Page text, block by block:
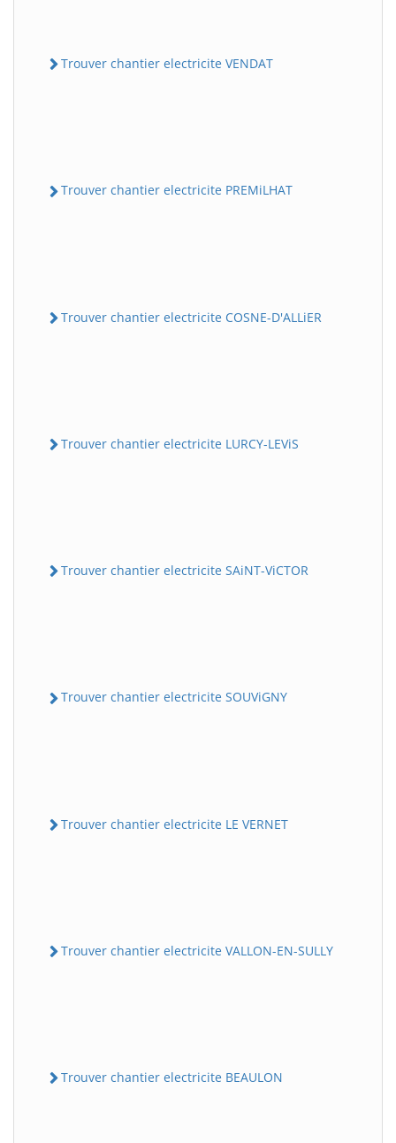
Trouver chantier electricite VENDAT
Trouver chantier electricite PREMiLHAT
Trouver chantier electricite COSNE-D'ALLiER
Trouver chantier electricite LURCY-LEViS
Trouver chantier electricite SAiNT-ViCTOR
Trouver chantier electricite SOUViGNY
Trouver chantier electricite LE VERNET
Trouver chantier electricite VALLON-EN-SULLY
Trouver chantier electricite BEAULON